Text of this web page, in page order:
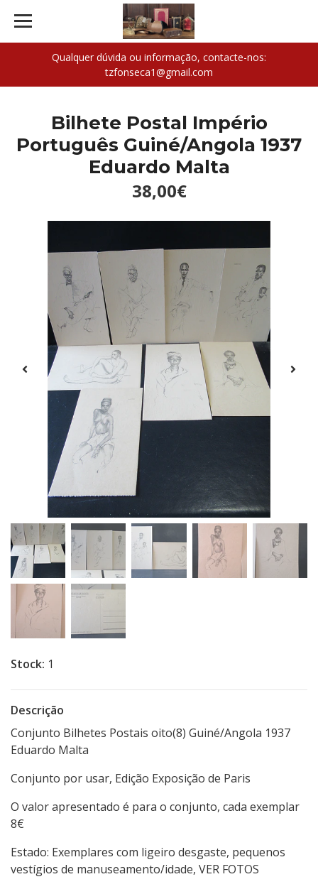
Qualquer dúvida ou informação, contacte-nos:
tzfonseca1@gmail.com
Bilhete Postal Império
Português Guiné/Angola 1937
Eduardo Malta
38,00€
Stock: 1
Descrição
Conjunto Bilhetes Postais oito(8) Guiné/Angola 1937
Eduardo Malta
Conjunto por usar, Edição Exposição de Paris
O valor apresentado é para o conjunto, cada exemplar
8€
Estado: Exemplares com ligeiro desgaste, pequenos
vestígios de manuseamento/idade, VER FOTOS